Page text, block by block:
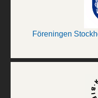
Föreningen